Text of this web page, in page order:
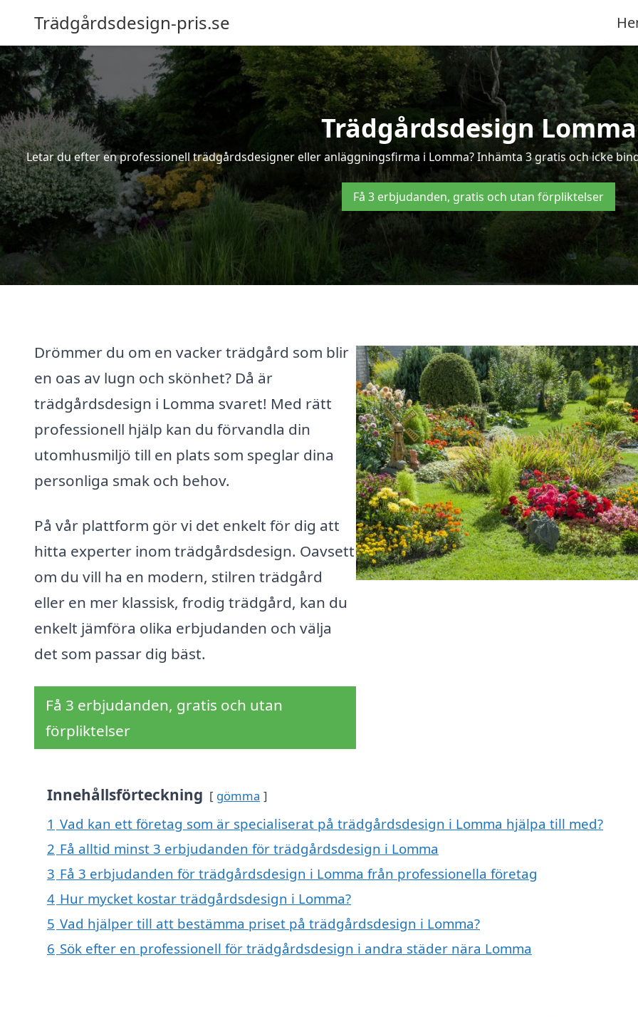
Trädgårdsdesign-pris.se
Trädgårdsdesign Lomma
Letar du efter en professionell trädgårdsdesigner eller anläggningsfirma i Lomma? Inhämta 3 gratis och icke
Få 3 erbjudanden, gratis och utan förpliktelser
Drömmer du om en vacker trädgård som blir
en oas av lugn och skönhet? Då är
trädgårdsdesign i Lomma svaret! Med rätt
professionell hjälp kan du förvandla din
utomhusmiljö till en plats som speglar dina
personliga smak och behov.
På vår plattform gör vi det enkelt för dig att
hitta experter inom trädgårdsdesign. Oavsett
om du vill ha en modern, stilren trädgård
eller en mer klassisk, frodig trädgård, kan du
enkelt jämföra olika erbjudanden och välja
det som passar dig bäst.
Få 3 erbjudanden, gratis och utan
förpliktelser
Innehållsförteckning gömma
1 Vad kan ett företag som är specialiserat på trädgårdsdesign i Lomma hjälpa till med?
2 Få alltid minst 3 erbjudanden för trädgårdsdesign i Lomma
3 Få 3 erbjudanden för trädgårdsdesign i Lomma från professionella företag
4 Hur mycket kostar trädgårdsdesign i Lomma?
5 Vad hjälper till att bestämma priset på trädgårdsdesign i Lomma?
6 Sök efter en professionell för trädgårdsdesign i andra städer nära Lomma